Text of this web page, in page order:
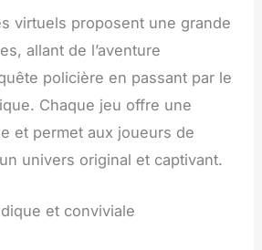
virtuels proposent une grande
allant de l’aventure
policière en passant par le
Chaque jeu offre une
et permet aux joueurs de
univers original et captivant.
et conviviale